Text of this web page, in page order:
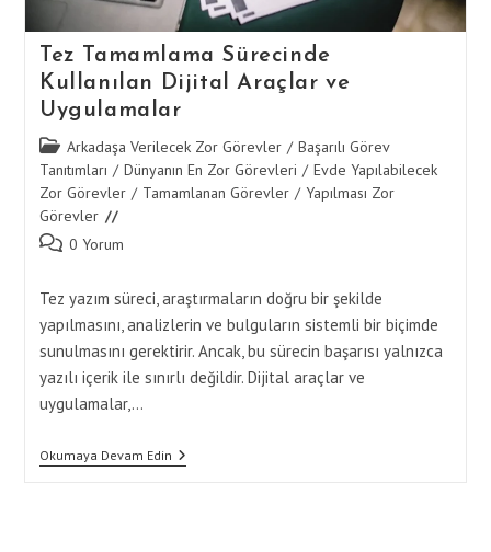
Tez Tamamlama Sürecinde
Kullanılan Dijital Araçlar ve
Uygulamalar
Post
category:
Arkadaşa Verilecek Zor Görevler / Başarılı Görev
Tanıtımları / Dünyanın En Zor Görevleri / Evde Yapılabilecek
Zor Görevler / Tamamlanan Görevler / Yapılması Zor
Görevler
Post 0 Yorum
Tez yazım süreci, araştırmaların doğru bir şekilde
yapılmasını, analizlerin ve bulguların sistemli bir biçimde
sunulmasını gerektirir. Ancak, bu sürecin başarısı yalnızca
yazılı içerik ile sınırlı değildir. Dijital araçlar ve
uygulamalar,…
Okumaya Devam EdinTez
Tamamlama